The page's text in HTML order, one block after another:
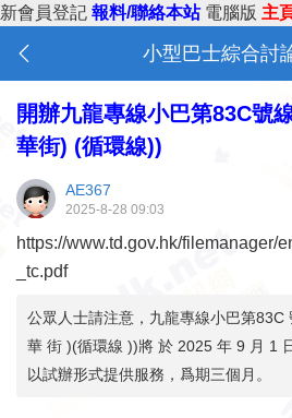
新會員登記 報料/聯絡本站 電腦版 主
小型巴士綜合討
開辦九龍專線小巴第83C號
華街) (循環線))
AE367
2025-8-28 09:03
https://www.td.gov.hk/filemanager/
_tc.pdf
公眾人士請注意，九龍專線小巴第
華 街 )(循環線 ))將 於 2025 年 9 月 1
以試辦形式提供服務，爲期三個月。